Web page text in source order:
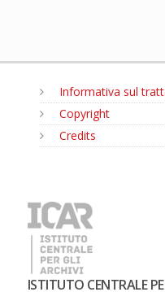
Informativa sul
Copyright
Credits
ISTITUTO CENTRALE